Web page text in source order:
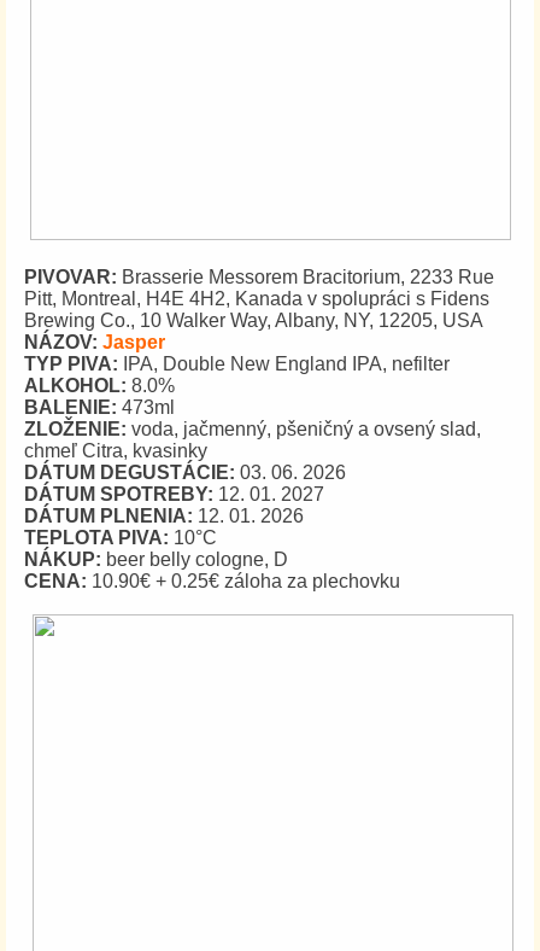
PIVOVAR: Brasserie Messorem Bracitorium, 2233 Rue
Pitt, Montreal, H4E 4H2, Kanada v spolupráci s Fidens
Brewing Co., 10 Walker Way, Albany, NY, 12205, USA
NÁZOV: Jasper
TYP PIVA:
IPA, Double New England IPA, nefilter
ALKOHOL: 8.0%
BALENIE: 473ml
ZLOŽENIE: voda, jačmenný, pšeničný a ovsený slad,
chmeľ Citra, kvasinky
DÁTUM DEGUSTÁCIE: 03. 06. 2026
DÁTUM SPOTREBY: 12. 01. 2027
DÁTUM PLNENIA: 12. 01. 2026
TEPLOTA PIVA: 10°C
NÁKUP: beer belly cologne, D
CENA: 10.90€ + 0.25€ záloha za plechovku